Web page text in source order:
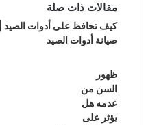
مقالات ذات صلة
كيف تحافظ على أدوات الصيد ||
صيانة أدوات الصيد
ظهور
السن من
عدمه هل
يؤثر على